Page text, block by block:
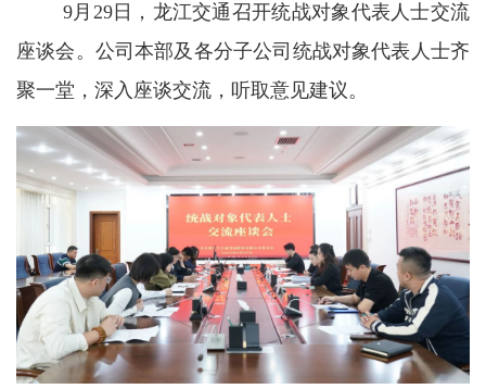
9月29日，龙江交通召开统战对象代表人士交流
座谈会。公司本部及各分子公司统战对象代表人士齐
聚一堂，深入座谈交流，听取意见建议。